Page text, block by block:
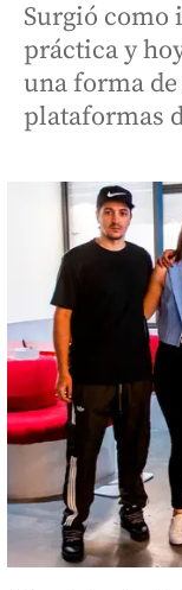
Surgió como
práctica y
una forma de
plataformas